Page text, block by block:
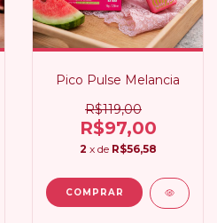
Pico Pulse Melancia
R$119,00
R$97,00
2 x de R$56,58